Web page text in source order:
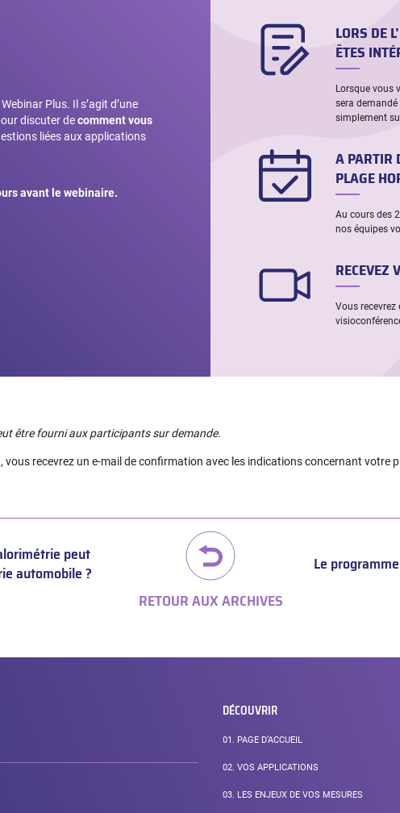
Webinar Plus. Il s’agit d’une
discuterdecomment vous
liées aux applications
avant le webinaire.
LORS DE
ÊTES
Lorsque vous
sera
simplement
A PARTIR
PLAGE
Au cours des
nos équipes
RECEVEZ
Vous
être fourni aux participants sur demande.
recevrez un e-mail de confirmation avec les indications concernant votre
peut
automobile ?
Le
RETOUR AUX ARCHIVES
DÉCOUVRIR
01. PAGE D’ACCUEIL
02. VOS APPLICATIONS
03. LES ENJEUX DE VOS MESURES